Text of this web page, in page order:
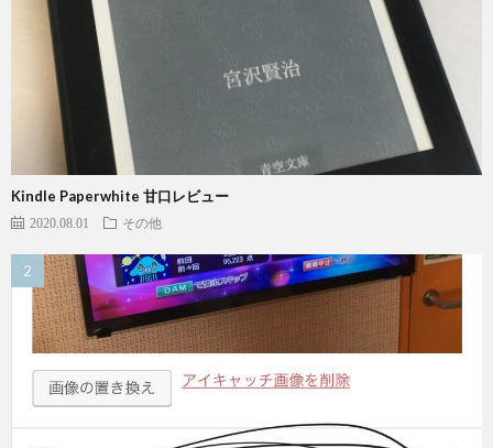
Kindle Paperwhite 甘口レビュー
2020.08.01 その他